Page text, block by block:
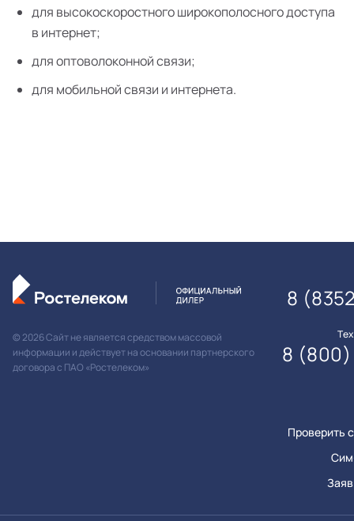
для высокоскоростного широкополосного доступа
в интернет;
для оптоволоконной связи;
для мобильной связи и интернета.
© 2026 Сайт не является средством массовой
информации и действует на основании партнерского
договора с ПАО «Ростелеком»
Проверить
8
8